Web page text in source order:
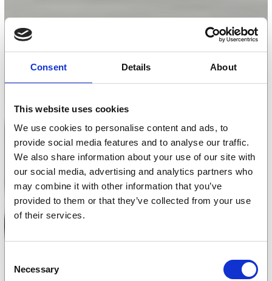
Consent Details About
This website uses cookies
We use cookies to personalise content and ads, to
provide social media features and to analyse our traffic.
We also share information about your use of our site with
our social media, advertising and analytics partners who
may combine it with other information that you’ve
provided to them or that they’ve collected from your use
of their services.
Selection
Necessary